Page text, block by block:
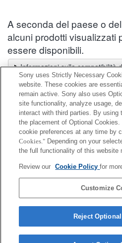
A seconda del paese o
alcuni prodotti visualizzati
essere disponibili.
Informazioni sulla compatibilità
Selettore obiettivi
Seleziona un obiettivo
Coperchio corpo
Sony uses Strictly Necessary
website. These cookies are
remain active. Sony also uses
site functionality, analyze usage,
interact with third parties. By using
the placement of Optional
cookie preferences at any time by
Cookies." Depending on your
the full functionality of this website
Review our Cookie Policyfor
Customize
Reject